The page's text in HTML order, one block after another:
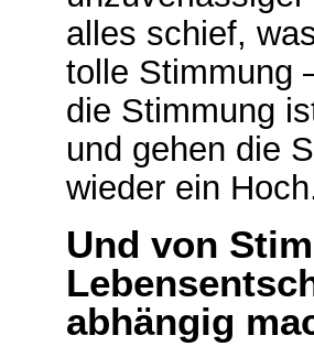
alles schief,
tolle Stimmung
die Stimmung
und gehen die
wieder ein
Und von
abhängig